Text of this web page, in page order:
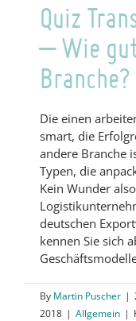
Branche?
Quiz
– Wie
Branche?
Die einen
smart, die
andere Branche
Typen, die
Kein Wunder
deutschen
kennen Sie sich
By Martin Puscher |
2018 | Allgemein |